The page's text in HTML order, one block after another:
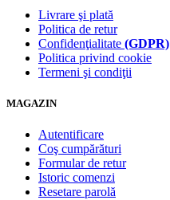
Livrare şi plată
Politica de retur
Confidenţialitate (GDPR)
Politica privind cookie
Termeni şi condiţii
MAGAZIN
Autentificare
Coş cumpărături
Formular de retur
Istoric comenzi
Resetare parolă